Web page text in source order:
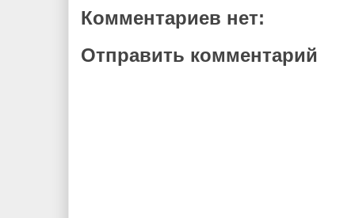
Комментариев нет:
Отправить комментарий